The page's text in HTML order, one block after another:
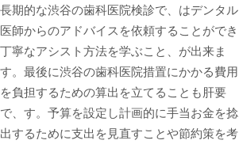
長期的な渋谷の歯科医院検診で、はデンタル
医師からのアドバイスを依頼することができ
丁寧なアシスト方法を学ぶこと、が出来ま
す。 最後に渋谷の歯科医院措置にかかる費用
を負担するための算出を立てることも肝要
で、す。予算を設定し計画的に手当お金を捻
出するために支出を見直すことや節約策を考